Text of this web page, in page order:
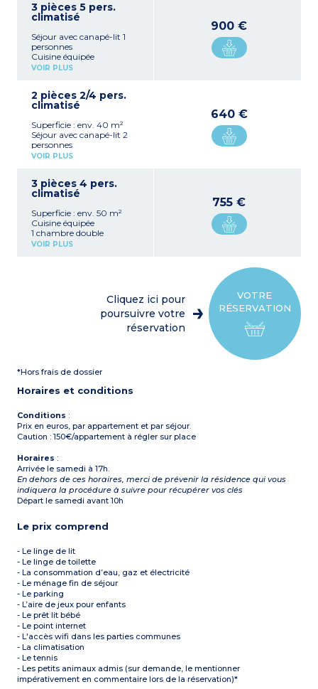
3 pièces 5 pers.
climatisé
Séjour avec canapé-lit 1
personnes
Cuisine équipée
1 chambre double
1 salle de bains ou douche,
WC
VOIR PLUS
900 €
2 pièces 2/4 pers.
climatisé
Superficie : env. 40 m²
Séjour avec canapé-lit 2
personnes
Cuisine équipée
WC
VOIR PLUS
640 €
3 pièces 4 pers.
climatisé
Superficie : env. 50 m²
Cuisine équipée
1 chambre double
1 chambre avec 2 lits
VOIR PLUS
755 €
VOTRE
RÉSERVATION
Cliquez ici pour
poursuivre votre
réservation
*Hors frais de dossier
Horaires et conditions
Conditions :
Prix en euros, par appartement et par séjour.
Caution : 150€/appartement à régler sur place
Horaires :
Arrivée le samedi à 17h.
En dehors de ces horaires, merci de prévenir la résidence qui vous
indiquera la procédure à suivre pour récupérer vos clés
Départ le samedi avant 10h
Le prix comprend
- Le linge de lit
- Le linge de toilette
- La consommation d’eau, gaz et électricité
- Le ménage fin de séjour
- Le parking
- L’aire de jeux pour enfants
- Le prêt lit bébé
- Le point internet
- L'accès wifi dans les parties communes
- La climatisation
- Le tennis
- Les petits animaux admis (sur demande, le mentionner
impérativement en commentaire lors de la réservation)*